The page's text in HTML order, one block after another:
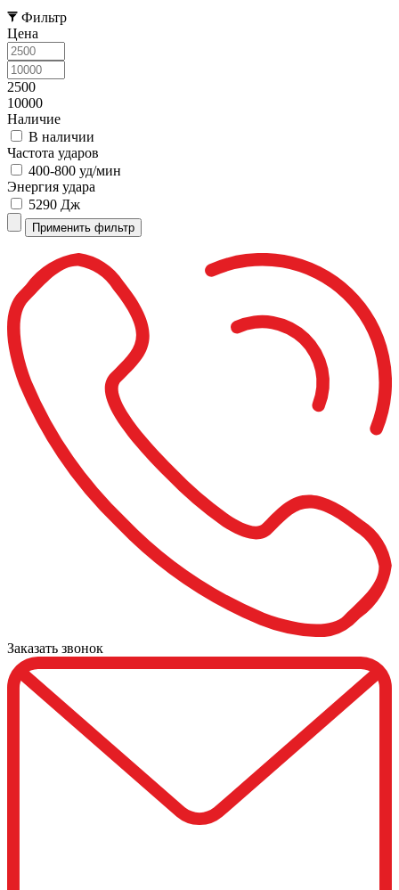
Фильтр
Цена
2500
10000
Наличие
В наличии
Частота ударов
400-800 уд/мин
Энергия удара
5290 Дж
Заказать звонок